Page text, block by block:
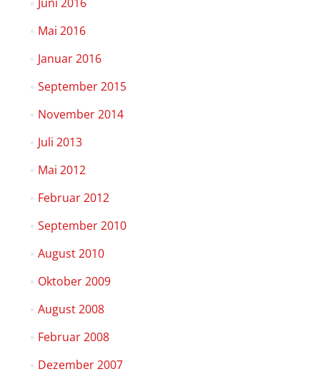
Mai 2016
Januar 2016
September 2015
November 2014
Juli 2013
Mai 2012
Februar 2012
September 2010
August 2010
Oktober 2009
August 2008
Februar 2008
Dezember 2007